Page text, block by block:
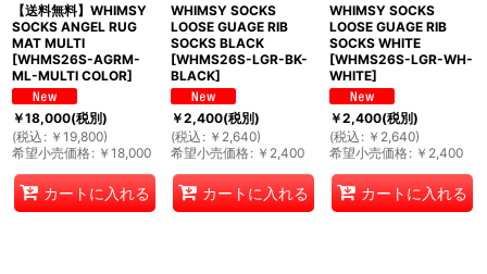
【送料無料】WHIMSY
SOCKS ANGEL RUG
MAT MULTI
[WHMS26S-AGRM-
ML-MULTI COLOR]
￥18,000(税別)
(税込 : ￥ 19,800)
希望小売価格: ￥ 18,000
カートに入れる
WHIMSY SOCKS
LOOSE GUAGE RIB
SOCKS BLACK
[WHMS26S-LGR-BK-
BLACK]
￥2,400(税別)
(税込 : ￥ 2,640)
希望小売価格: ￥ 2,400
カートに入れる
WHIMSY SOCKS
LOOSE GUAGE RIB
SOCKS WHITE
[WHMS26S-LGR-WH-
WHITE]
￥2,400(税別)
(税込 : ￥ 2,640)
希望小売価格: ￥ 2,400
カートに入れる